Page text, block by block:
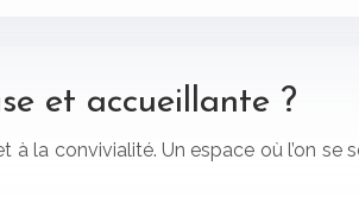
et accueillante ?
la convivialité. Un espace où l’on se